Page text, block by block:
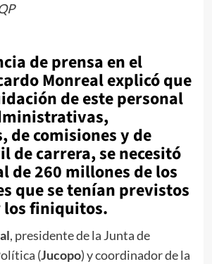
de prensa en el
Monreal explicó que
de este personal
de comisiones y de
de carrera, se necesitó
de 260 millones de los
que se tenían previstos
finiquitos.
, presidente de la Junta de
(Jucopo) y coordinador de la